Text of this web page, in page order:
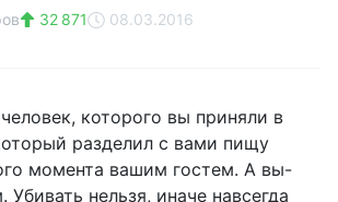
32 871 08.03.2016
которого вы приняли в
разделил с вами пищу
момента вашим гостем. А вы-
Убивать нельзя, иначе навсегда